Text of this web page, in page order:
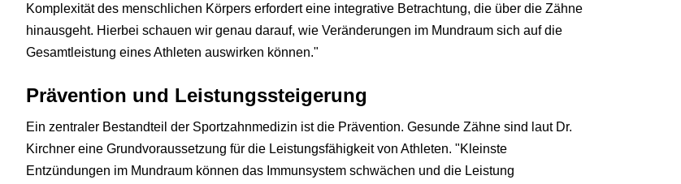
Komplexität des menschlichen Körpers erfordert eine integrative Betrachtung, die über die Zähne
hinausgeht. Hierbei schauen wir genau darauf, wie Veränderungen im Mundraum sich auf die
Gesamtleistung eines Athleten auswirken können."
Prävention und Leistungssteigerung
Ein zentraler Bestandteil der Sportzahnmedizin ist die Prävention. Gesunde Zähne sind laut Dr.
Kirchner eine Grundvoraussetzung für die Leistungsfähigkeit von Athleten. "Kleinste
Entzündungen im Mundraum können das Immunsystem schwächen und die Leistung